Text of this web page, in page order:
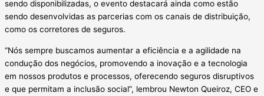
sendo disponibilizadas, o evento destacará ainda como estão
sendo desenvolvidas as parcerias com os canais de distribuição,
como os corretores de seguros.
“Nós sempre buscamos aumentar a eficiência e a agilidade na
condução dos negócios, promovendo a inovação e a tecnologia
em nossos produtos e processos, oferecendo seguros disruptivos
e que permitam a inclusão social”, lembrou Newton Queiroz, CEO e